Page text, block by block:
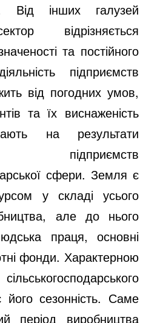
Від інших галузей
відрізняється
та постійного
підприємств
від погодних умов,
та їх виснаженість
на результати
підприємств
сфери. Земля є
у складі усього
але до нього
праця, основні
фонди. Характерною
його сезонність. Саме
період виробництва